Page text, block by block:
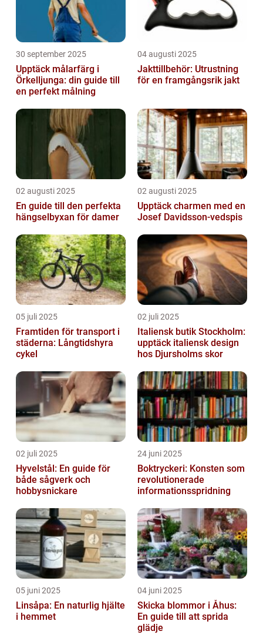
30 september 2025
Upptäck målarfärg i
Örkelljunga: din guide till
en perfekt målning
04 augusti 2025
Jakttillbehör: Utrustning
för en framgångsrik jakt
02 augusti 2025
En guide till den perfekta
hängselbyxan för damer
02 augusti 2025
Upptäck charmen med en
Josef Davidsson-vedspis
05 juli 2025
Framtiden för transport i
städerna: Långtidshyra
cykel
02 juli 2025
Italiensk butik Stockholm:
upptäck italiensk design
hos Djursholms skor
02 juli 2025
Hyvelstål: En guide för
både sågverk och
hobbysnickare
24 juni 2025
Boktryckeri: Konsten som
revolutionerade
informationsspridning
05 juni 2025
Linsåpa: En naturlig hjälte
i hemmet
04 juni 2025
Skicka blommor i Åhus:
En guide till att sprida
glädje